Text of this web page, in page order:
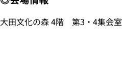
大田文化の森 4階 第3・4集会室